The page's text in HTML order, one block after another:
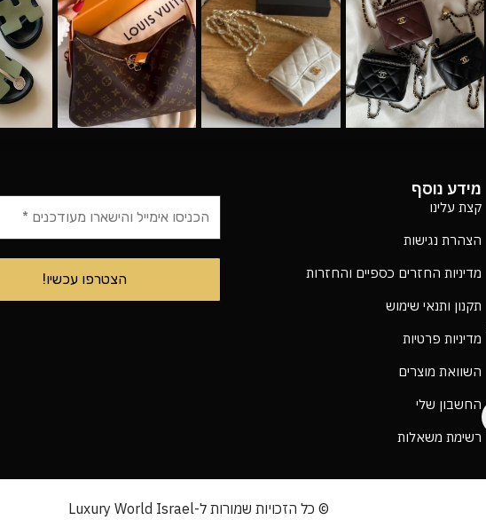
מידע נוסף
קצת עלינו
הצהרת נגישות
מדיניות החזרים כספיים והחזרות
תקנון ותנאי שימוש
מדיניות פרטיות
השוואת מוצרים
החשבון שלי
רשימת משאלות
© כל הזכויות שמורות ל-Luxury World Israel